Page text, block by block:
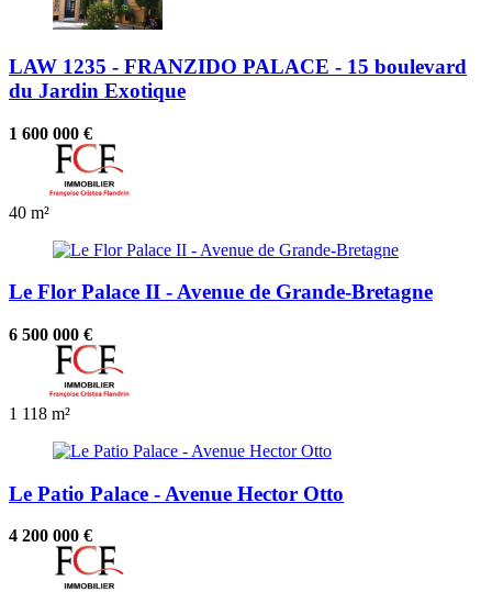
LAW 1235 - FRANZIDO PALACE - 15 boulevard
du Jardin Exotique
1 600 000 €
40 m²
Le Flor Palace II - Avenue de Grande-Bretagne
6 500 000 €
1 118 m²
Le Patio Palace - Avenue Hector Otto
4 200 000 €